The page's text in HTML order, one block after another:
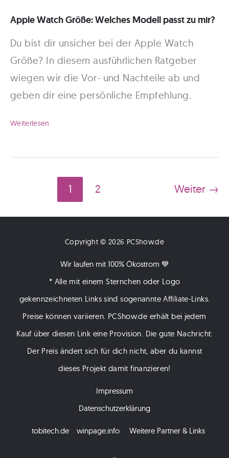
Apple Watch Größe: Welches Modell passt zu mir?
Du bist dir unsicher bei der Apple Watch
Größe? In diesem ausführlichen Ratgeber
wiegen wir die Vor- und Nachteile ab und
geben dir eine persönliche Empfehlung.
Apple
Größe:
Weiterlesen
1 2 Weiter →
Copyright © 2026 PCShow.de
Wir laufen mit 100% Ökostrom 💙
* Alle mit einem Sternchen oder Logo
gekennzeichneten Links sind sogenannte Affiliate-Links.
Preise können variieren. PCShow.de erhält bei jedem
Kauf über diesen Link eine Provision. Die gute Nachricht:
Der Preis ändert sich für dich nicht, aber du kannst
dieses Projekt damit finanzieren!
Impressum
Datenschutzerklärung
tobitech.de winpage.info Weitere Partner & Links